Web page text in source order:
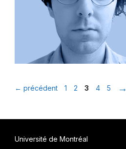
← précédent Page
1 Page
2 Page
3 Page
4 Page
5 →
Université de Montréal